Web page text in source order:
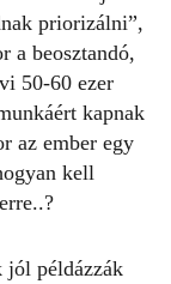
priorizálni”,
a beosztandó,
50-60 ezer
kapnak
az ember egy
kell
jól példázzák